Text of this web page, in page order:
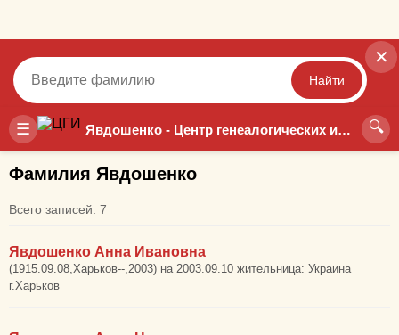
☰ Явдошенко - Центр генеалогических исследований 🔍
✕
Найти
Точный Неточный
Фамилия Явдошенко
Всего записей: 7
Явдошенко Анна Ивановна
(1915.09.08,Харьков--,2003) на 2003.09.10 жительница: Украина
г.Харьков